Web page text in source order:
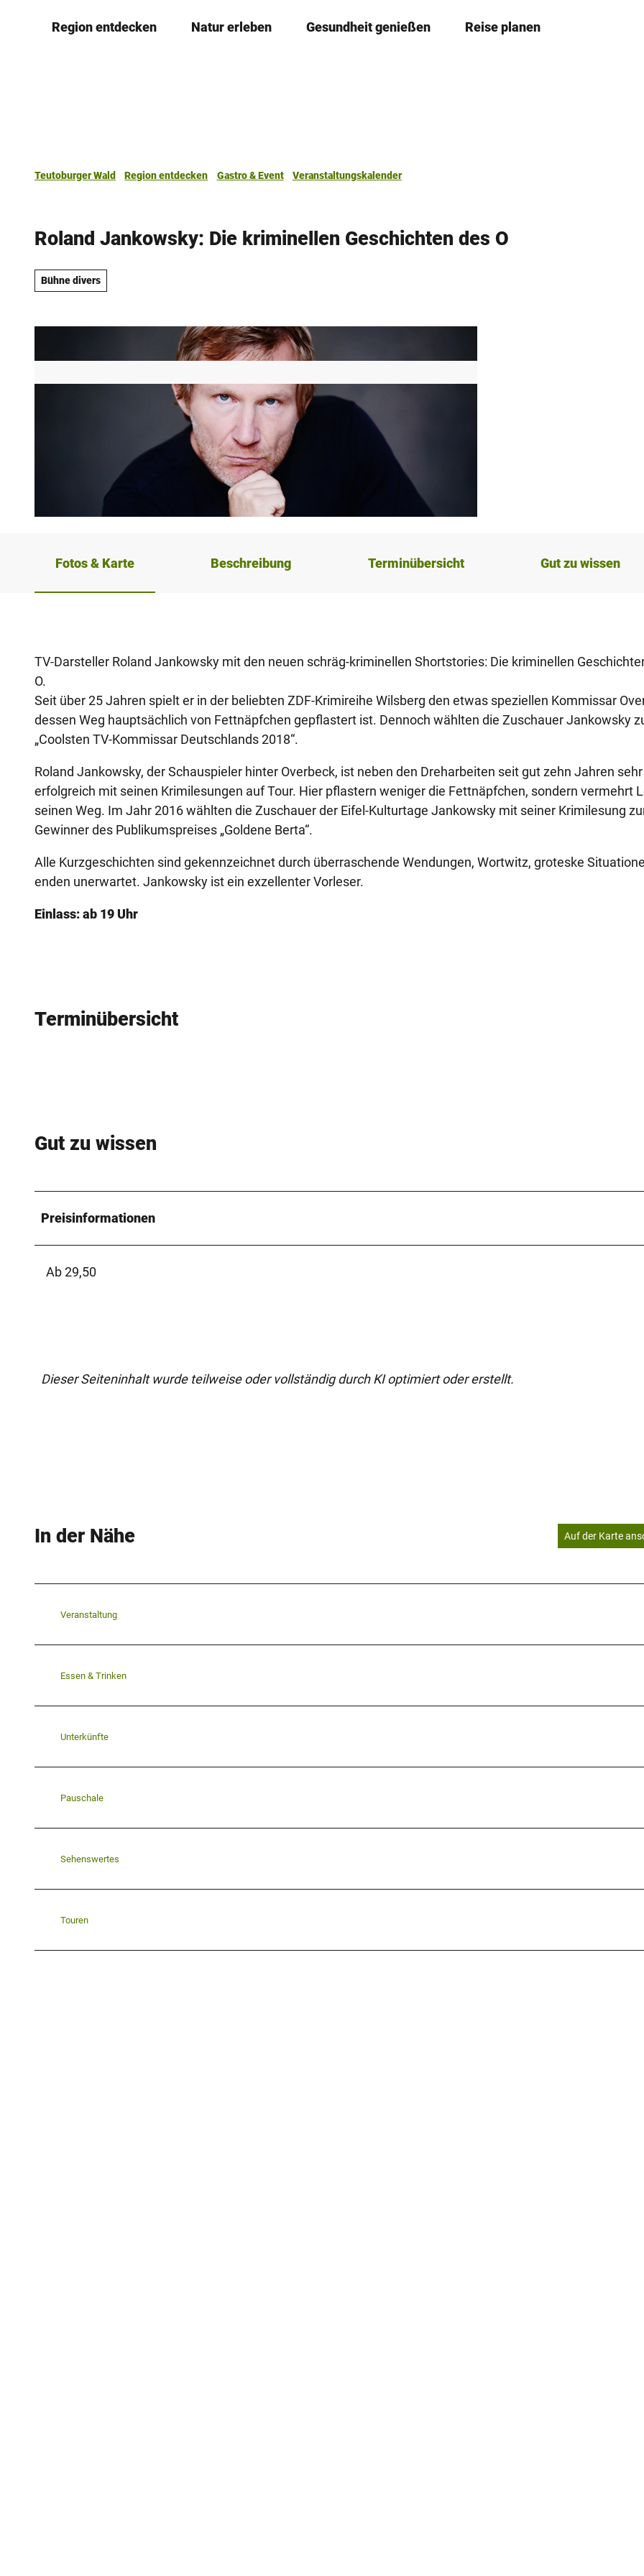
Region entdecken Natur erleben Gesundheit genießen Reise planen
Teutoburger Wald Region entdecken Gastro & Event
Veranstaltungskalender
Roland Jankowsky: Die kriminellen Geschichten des O
Bühne divers
Fotos & Karte Beschreibung Terminübersicht Gut zu wissen
TV-Darsteller Roland Jankowsky mit den neuen schräg-kriminellen Shortstories: Die kriminellen
O.
Seit über 25 Jahren spielt er in der beliebten ZDF-Krimireihe Wilsberg den etwas speziellen Kommissar
dessen Weg hauptsächlich von Fettnäpfchen gepflastert ist. Dennoch wählten die Zuschauer Jankowsky
„Coolsten TV-Kommissar Deutschlands 2018“.
Roland Jankowsky, der Schauspieler hinter Overbeck, ist neben den Dreharbeiten seit gut zehn Jahren sehr
erfolgreich mit seinen Krimilesungen auf Tour. Hier pflastern weniger die Fettnäpfchen, sondern vermehrt
seinen Weg. Im Jahr 2016 wählten die Zuschauer der Eifel-Kulturtage Jankowsky mit seiner Krimilesung
Gewinner des Publikumspreises „Goldene Berta“.
Alle Kurzgeschichten sind gekennzeichnet durch überraschende Wendungen, Wortwitz, groteske
enden unerwartet. Jankowsky ist ein exzellenter Vorleser.
Einlass: ab 19 Uhr
Terminübersicht
Gut zu wissen
Preisinformationen
Ab 29,50
Dieser Seiteninhalt wurde teilweise oder vollständig durch KI optimiert oder erstellt.
In der Nähe Auf der Karte
Veranstaltung
Essen & Trinken
Unterkünfte
Pauschale
Sehenswertes
Touren